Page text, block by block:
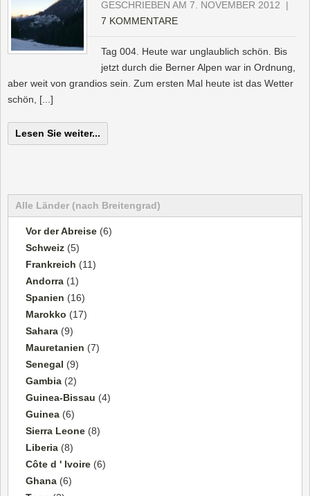
GESCHRIEBEN AM 7. NOVEMBER 2012
|
7 KOMMENTARE
Tag 004. Heute war unglaublich schön. Bis
jetzt durch die Berner Alpen war in Ordnung,
aber weit von grandios sein. Zum ersten Mal heute ist das Wetter
schön, [...]
Lesen Sie weiter...
Alle Länder (nach Breitengrad)
Vor der Abreise (6)
Schweiz (5)
Frankreich (11)
Andorra (1)
Spanien (16)
Marokko (17)
Sahara (9)
Mauretanien (7)
Senegal (9)
Gambia (2)
Guinea-Bissau (4)
Guinea (6)
Sierra Leone (8)
Liberia (8)
Côte d ' Ivoire (6)
Ghana (6)